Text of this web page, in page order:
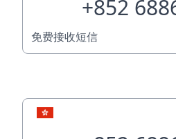
+852
免费接收短信